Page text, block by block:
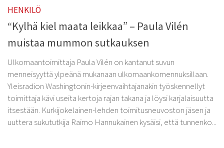
HENKILÖ
“Kylhä kiel maata leikkaa” – Paula Vilén
muistaa mummon sutkauksen
Ulkomaantoimittaja Paula Vilén on kantanut suvun
menneisyyttä ylpeänä mukanaan ulkomaankomennuksillaan.
Yleisradion Washingtonin-kirjeenvaihtajanakin työskennellyt
toimittaja kävi useita kertoja rajan takana ja löysi karjalaisuutta
itsestään. Kurkijokelainen-lehden toimitusneuvoston jäsen ja
uuttera sukututkija Raimo Hannukainen kysäisi, että tunnenko...